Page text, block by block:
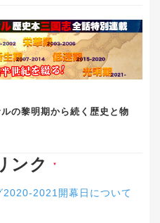
の黎明期から続く歴史と物
ンク ▼
2020-2021開幕日について